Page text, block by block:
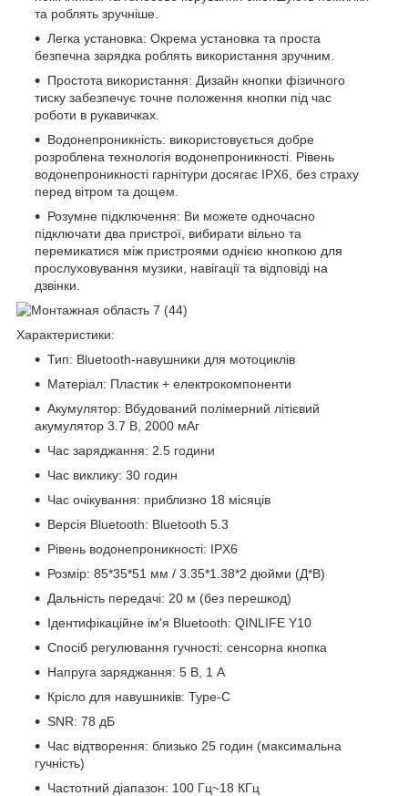
та роблять зручніше.
Легка установка: Окрема установка та проста
безпечна зарядка роблять використання зручним.
Простота використання: Дизайн кнопки фізичного
тиску забезпечує точне положення кнопки під час
роботи в рукавичках.
Водонепроникність: використовується добре
розроблена технологія водонепроникності. Рівень
водонепроникності гарнітури досягає IPX6, без страху
перед вітром та дощем.
Розумне підключення: Ви можете одночасно
підключати два пристрої, вибирати вільно та
перемикатися між пристроями однією кнопкою для
прослуховування музики, навігації та відповіді на
дзвінки.
Характеристики:
Тип: Bluetooth-навушники для мотоциклів
Матеріал: Пластик + електрокомпоненти
Акумулятор: Вбудований полімерний літієвий
акумулятор 3.7 В, 2000 мАг
Час заряджання: 2.5 години
Час виклику: 30 годин
Час очікування: приблизно 18 місяців
Версія Bluetooth: Bluetooth 5.3
Рівень водонепроникності: IPX6
Розмір: 85*35*51 мм / 3.35*1.38*2 дюйми (Д*В)
Дальність передачі: 20 м (без перешкод)
Ідентифікаційне ім'я Bluetooth: QINLIFE Y10
Спосіб регулювання гучності: сенсорна кнопка
Напруга заряджання: 5 В, 1 А
Крісло для навушників: Type-C
SNR: 78 дБ
Час відтворення: близько 25 годин (максимальна
гучність)
Частотний діапазон: 100 Гц~18 КГц